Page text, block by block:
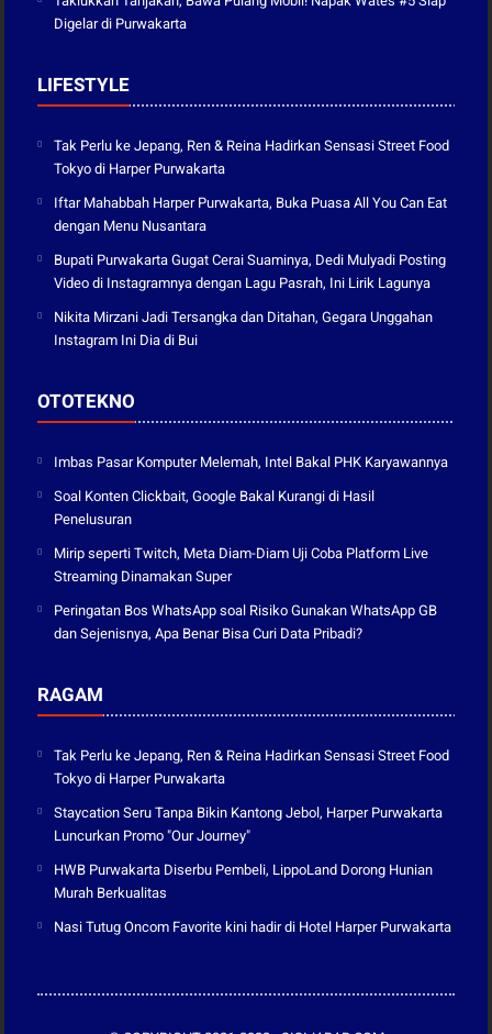
Digelar di Purwakarta
LIFESTYLE
Tak Perlu ke Jepang, Ren & Reina Hadirkan Sensasi Street Food
Tokyo di Harper Purwakarta
Iftar Mahabbah Harper Purwakarta, Buka Puasa All You Can Eat
dengan Menu Nusantara
Bupati Purwakarta Gugat Cerai Suaminya, Dedi Mulyadi Posting
Video di Instagramnya dengan Lagu Pasrah, Ini Lirik Lagunya
Nikita Mirzani Jadi Tersangka dan Ditahan, Gegara Unggahan
Instagram Ini Dia di Bui
OTOTEKNO
Imbas Pasar Komputer Melemah, Intel Bakal PHK Karyawannya
Soal Konten Clickbait, Google Bakal Kurangi di Hasil
Penelusuran
Mirip seperti Twitch, Meta Diam-Diam Uji Coba Platform Live
Streaming Dinamakan Super
Peringatan Bos WhatsApp soal Risiko Gunakan WhatsApp GB
dan Sejenisnya, Apa Benar Bisa Curi Data Pribadi?
RAGAM
Tak Perlu ke Jepang, Ren & Reina Hadirkan Sensasi Street Food
Tokyo di Harper Purwakarta
Staycation Seru Tanpa Bikin Kantong Jebol, Harper Purwakarta
Luncurkan Promo "Our Journey"
HWB Purwakarta Diserbu Pembeli, LippoLand Dorong Hunian
Murah Berkualitas
Nasi Tutug Oncom Favorite kini hadir di Hotel Harper Purwakarta